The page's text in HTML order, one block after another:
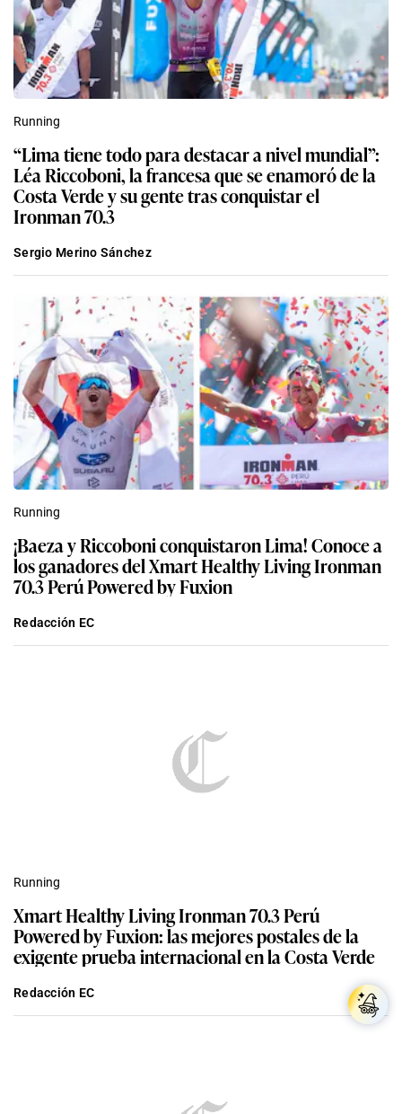
Running
“Lima tiene todo para destacar a nivel mundial”:
Léa Riccoboni, la francesa que se enamoró de la
Costa Verde y su gente tras conquistar el
Ironman 70.3
Sergio Merino Sánchez
Running
¡Baeza y Riccoboni conquistaron Lima! Conoce a
los ganadores del Xmart Healthy Living Ironman
70.3 Perú Powered by Fuxion
Redacción EC
Running
Xmart Healthy Living Ironman 70.3 Perú
Powered by Fuxion: las mejores postales de la
exigente prueba internacional en la Costa Verde
Redacción EC